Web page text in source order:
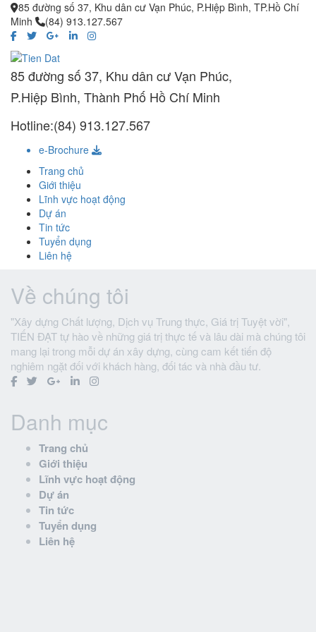
85 đường số 37, Khu dân cư Vạn Phúc, P.Hiệp Bình, TP.Hồ Chí
Minh
(84) 913.127.567
85 đường số 37, Khu dân cư Vạn Phúc,
P.Hiệp Bình, Thành Phố Hồ Chí Minh
Hotline:(84) 913.127.567
e-Brochure
Trang chủ
Giới thiệu
Lĩnh vực hoạt động
Dự án
Tin tức
Tuyển dụng
Liên hệ
Về chúng tôi
"Xây dựng Chất lượng, Dịch vụ Trung thực, Giá trị Tuyệt vời",
TIẾN ĐẠT tự hào về những giá trị thực tế và lâu dài mà chúng tôi
mang lại trong mỗi dự án xây dựng, cùng cam kết tiến độ
nghiêm ngặt đối với khách hàng, đối tác và nhà đầu tư.
Danh mục
Trang chủ
Giới thiệu
Lĩnh vực hoạt động
Dự án
Tin tức
Tuyển dụng
Liên hệ